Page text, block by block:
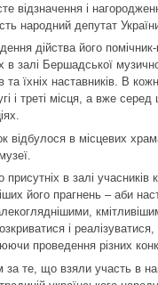
відзначення і
народний депутат
дійства його
в залі Бершадської
їхніх наставників. В
і треті місця, а вже
в місцевих
в залі
його прагнень – аби
і
проведення різних
за те, що взяли участь в